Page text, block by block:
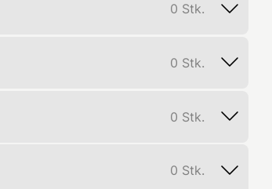
0 Stk.
0 Stk.
0 Stk.
0 Stk.